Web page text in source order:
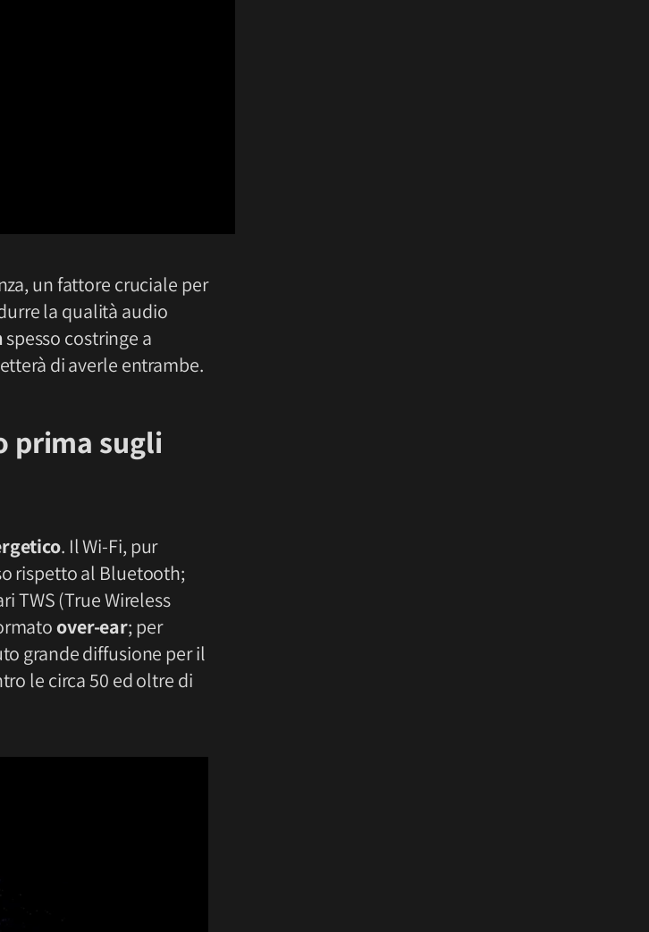
un fattore cruciale per
la qualità audio
spesso costringe a
di averle entrambe.
prima sugli
. Il Wi-Fi, pur
rispetto al Bluetooth;
TWS (True Wireless
over-ear; per
grande diffusione per il
le circa 50 ed oltre di